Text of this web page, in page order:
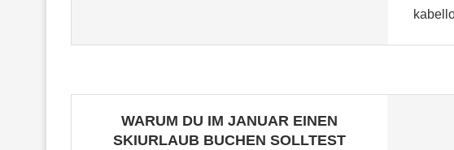
WARUM DU IM JANUAR EINEN
SKIURLAUB BUCHEN SOLLTEST